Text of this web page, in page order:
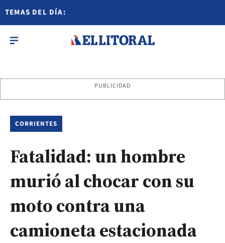
TEMAS DEL DÍA:
PUBLICIDAD
CORRIENTES
Fatalidad: un hombre
murió al chocar con su
moto contra una
camioneta estacionada